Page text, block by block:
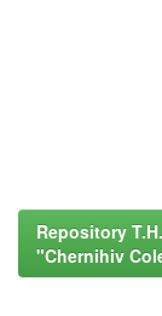
Repository
"Chernihiv